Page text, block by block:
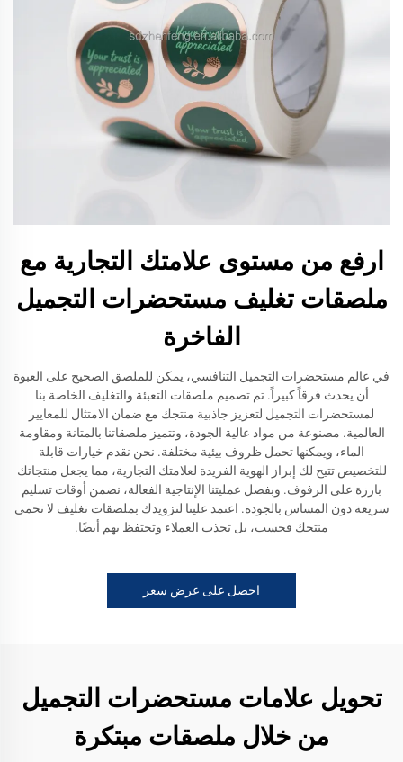
ارفع من مستوى علامتك التجارية مع
ملصقات تغليف مستحضرات التجميل
الفاخرة
في عالم مستحضرات التجميل التنافسي، يمكن للملصق الصحيح على العبوة
أن يحدث فرقاً كبيراً. تم تصميم ملصقات التعبئة والتغليف الخاصة بنا
لمستحضرات التجميل لتعزيز جاذبية منتجك مع ضمان الامتثال للمعايير
العالمية. مصنوعة من مواد عالية الجودة، وتتميز ملصقاتنا بالمتانة ومقاومة
الماء، ويمكنها تحمل ظروف بيئية مختلفة. نحن نقدم خيارات قابلة
للتخصيص تتيح لك إبراز الهوية الفريدة لعلامتك التجارية، مما يجعل منتجاتك
بارزة على الرفوف. وبفضل عمليتنا الإنتاجية الفعالة، نضمن أوقات تسليم
سريعة دون المساس بالجودة. اعتمد علينا لتزويدك بملصقات تغليف لا تحمي
منتجك فحسب، بل تجذب العملاء وتحتفظ بهم أيضًا.
احصل على عرض سعر
تحويل علامات مستحضرات التجميل
من خلال ملصقات مبتكرة